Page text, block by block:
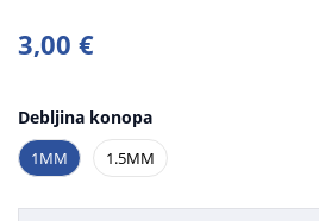
3,00 €
Debljina konopa
1MM 1.5MM